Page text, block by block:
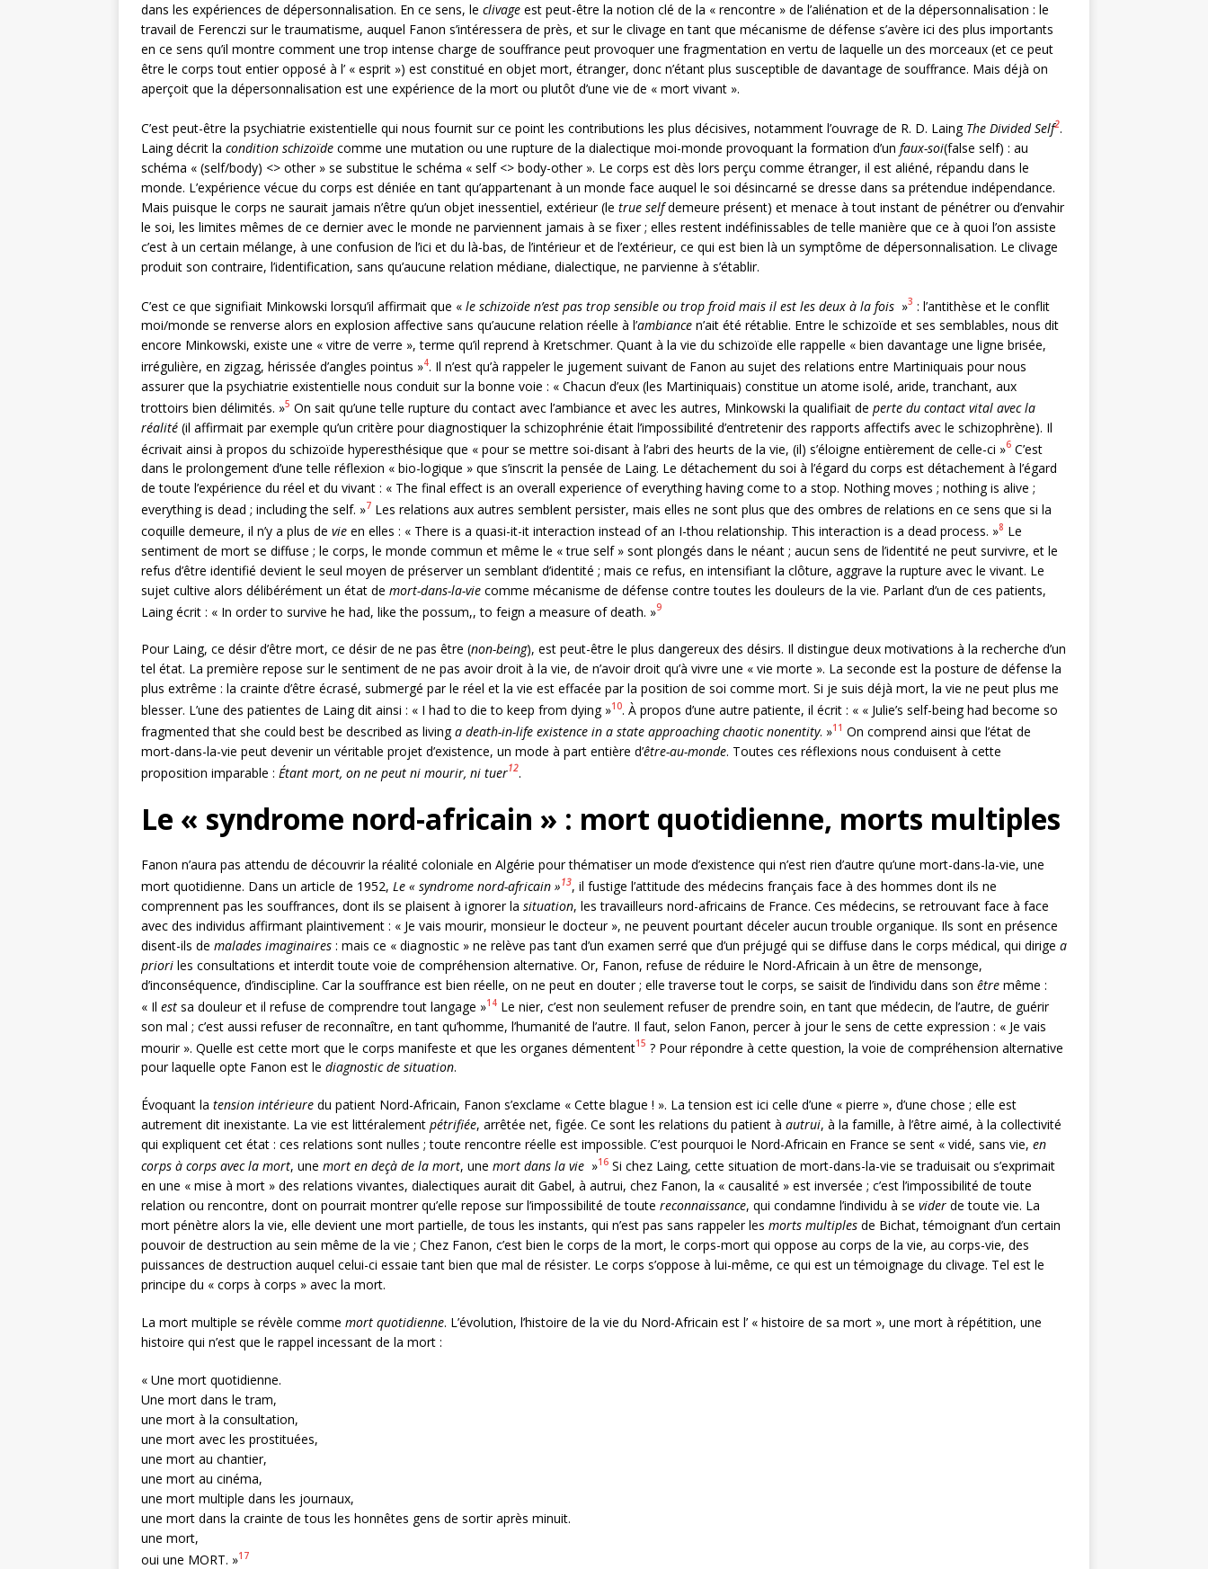
dans les expériences de dépersonnalisation. En ce sens, le clivage est peut-être la notion clé de la « rencontre » de l’aliénation et de la dépersonnalisation : le
travail de Ferenczi sur le traumatisme, auquel Fanon s’intéressera de près, et sur le clivage en tant que mécanisme de défense s’avère ici des plus importants
en ce sens qu’il montre comment une trop intense charge de souffrance peut provoquer une fragmentation en vertu de laquelle un des morceaux (et ce peut
être le corps tout entier opposé à l’ « esprit ») est constitué en objet mort, étranger, donc n’étant plus susceptible de davantage de souffrance. Mais déjà on
aperçoit que la dépersonnalisation est une expérience de la mort ou plutôt d’une vie de « mort vivant ».
C’est peut-être la psychiatrie existentielle qui nous fournit sur ce point les contributions les plus décisives, notamment l’ouvrage de R. D. Laing The Divided Self2.
Laing décrit la condition schizoïde comme une mutation ou une rupture de la dialectique moi-monde provoquant la formation d’un faux-soi(false self) : au
schéma « (self/body) <> other » se substitue le schéma « self <> body-other ». Le corps est dès lors perçu comme étranger, il est aliéné, répandu dans le
monde. L’expérience vécue du corps est déniée en tant qu’appartenant à un monde face auquel le soi désincarné se dresse dans sa prétendue indépendance.
Mais puisque le corps ne saurait jamais n’être qu’un objet inessentiel, extérieur (le true selfdemeure présent) et menace à tout instant de pénétrer ou d’envahir
le soi, les limites mêmes de ce dernier avec le monde ne parviennent jamais à se fixer ; elles restent indéfinissables de telle manière que ce à quoi l’on assiste
c’est à un certain mélange, à une confusion de l’ici et du là-bas, de l’intérieur et de l’extérieur, ce qui est bien là un symptôme de dépersonnalisation. Le clivage
produit son contraire, l’identification, sans qu’aucune relation médiane, dialectique, ne parvienne à s’établir.
C’est ce que signifiait Minkowski lorsqu’il affirmait que « le schizoïde n’est pas trop sensible ou trop froid mais il est les deux à la fois »3 : l’antithèse et le conflit
moi/monde se renverse alors en explosion affective sans qu’aucune relation réelle à l’ambiance n’ait été rétablie. Entre le schizoïde et ses semblables, nous dit
encore Minkowski, existe une « vitre de verre », terme qu’il reprend à Kretschmer. Quant à la vie du schizoïde elle rappelle « bien davantage une ligne brisée,
irrégulière, en zigzag, hérissée d’angles pointus »4. Il n’est qu’à rappeler le jugement suivant de Fanon au sujet des relations entre Martiniquais pour nous
assurer que la psychiatrie existentielle nous conduit sur la bonne voie : « Chacun d’eux (les Martiniquais) constitue un atome isolé, aride, tranchant, aux
trottoirs bien délimités. »5 On sait qu’une telle rupture du contact avec l’ambiance et avec les autres, Minkowski la qualifiait de perte du contact vital avec la
réalité (il affirmait par exemple qu’un critère pour diagnostiquer la schizophrénie était l’impossibilité d’entretenir des rapports affectifs avec le schizophrène). Il
écrivait ainsi à propos du schizoïde hyperesthésique que « pour se mettre soi-disant à l’abri des heurts de la vie, (il) s’éloigne entièrement de celle-ci »6 C’est
dans le prolongement d’une telle réflexion « bio-logique » que s’inscrit la pensée de Laing. Le détachement du soi à l’égard du corps est détachement à l’égard
de toute l’expérience du réel et du vivant : « The final effect is an overall experience of everything having come to a stop. Nothing moves ; nothing is alive ;
everything is dead ; including the self. »7 Les relations aux autres semblent persister, mais elles ne sont plus que des ombres de relations en ce sens que si la
coquille demeure, il n’y a plus de vie en elles : « There is a quasi-it-it interaction instead of an I-thou relationship. This interaction is a dead process. »8 Le
sentiment de mort se diffuse ; le corps, le monde commun et même le « true self » sont plongés dans le néant ; aucun sens de l’identité ne peut survivre, et le
refus d’être identifié devient le seul moyen de préserver un semblant d’identité ; mais ce refus, en intensifiant la clôture, aggrave la rupture avec le vivant. Le
sujet cultive alors délibérément un état de mort-dans-la-vie comme mécanisme de défense contre toutes les douleurs de la vie. Parlant d’un de ces patients,
Laing écrit : « In order to survive he had, like the possum,, to feign a measure of death. »9
Pour Laing, ce désir d’être mort, ce désir de ne pas être (non-being), est peut-être le plus dangereux des désirs. Il distingue deux motivations à la recherche d’un
tel état. La première repose sur le sentiment de ne pas avoir droit à la vie, de n’avoir droit qu’à vivre une « vie morte ». La seconde est la posture de défense la
plus extrême : la crainte d’être écrasé, submergé par le réel et la vie est effacée par la position de soi comme mort. Si je suis déjà mort, la vie ne peut plus me
blesser. L’une des patientes de Laing dit ainsi : « I had to die to keep from dying »10. À propos d’une autre patiente, il écrit : « « Julie’s self-being had become so
fragmented that she could best be described as livinga death-in-life existence in a state approaching chaotic nonentity. »11 On comprend ainsi que l’état de
mort-dans-la-vie peut devenir un véritable projet d’existence, un mode à part entière d’être-au-monde. Toutes ces réflexions nous conduisent à cette
proposition imparable : Étant mort, on ne peut ni mourir, ni tuer12.
Le « syndrome nord-africain » : mort quotidienne, morts multiples
Fanon n’aura pas attendu de découvrir la réalité coloniale en Algérie pour thématiser un mode d’existence qui n’est rien d’autre qu’une mort-dans-la-vie, une
mort quotidienne. Dans un article de 1952, Le « syndrome nord-africain »13, il fustige l’attitude des médecins français face à des hommes dont ils ne
comprennent pas les souffrances, dont ils se plaisent à ignorer la situation, les travailleurs nord-africains de France. Ces médecins, se retrouvant face à face
avec des individus affirmant plaintivement : « Je vais mourir, monsieur le docteur », ne peuvent pourtant déceler aucun trouble organique. Ils sont en présence
disent-ils de malades imaginaires : mais ce « diagnostic » ne relève pas tant d’un examen serré que d’un préjugé qui se diffuse dans le corps médical, qui dirige a
priori les consultations et interdit toute voie de compréhension alternative. Or, Fanon, refuse de réduire le Nord-Africain à un être de mensonge,
d’inconséquence, d’indiscipline. Car la souffrance est bien réelle, on ne peut en douter ; elle traverse tout le corps, se saisit de l’individu dans son être même :
« Il est sa douleur et il refuse de comprendre tout langage »14 Le nier, c’est non seulement refuser de prendre soin, en tant que médecin, de l’autre, de guérir
son mal ; c’est aussi refuser de reconnaître, en tant qu’homme, l’humanité de l’autre. Il faut, selon Fanon, percer à jour le sens de cette expression : « Je vais
mourir ». Quelle est cette mort que le corps manifeste et que les organes démentent15 ? Pour répondre à cette question, la voie de compréhension alternative
pour laquelle opte Fanon est le diagnostic de situation.
Évoquant la tension intérieure du patient Nord-Africain, Fanon s’exclame « Cette blague ! ». La tension est ici celle d’une « pierre », d’une chose ; elle est
autrement dit inexistante. La vie est littéralement pétrifiée, arrêtée net, figée. Ce sont les relations du patient à autrui, à la famille, à l’être aimé, à la collectivité
qui expliquent cet état : ces relations sont nulles ; toute rencontre réelle est impossible. C’est pourquoi le Nord-Africain en France se sent « vidé, sans vie, en
corps à corps avec la mort, une mort en deçà de la mort, une mort dans la vie »16 Si chez Laing, cette situation de mort-dans-la-vie se traduisait ou s’exprimait
en une « mise à mort » des relations vivantes, dialectiques aurait dit Gabel, à autrui, chez Fanon, la « causalité » est inversée ; c’est l’impossibilité de toute
relation ou rencontre, dont on pourrait montrer qu’elle repose sur l’impossibilité de toute reconnaissance, qui condamne l’individu à se vider de toute vie. La
mort pénètre alors la vie, elle devient une mort partielle, de tous les instants, qui n’est pas sans rappeler les morts multiples de Bichat, témoignant d’un certain
pouvoir de destruction au sein même de la vie ; Chez Fanon, c’est bien le corps de la mort, le corps-mort qui oppose au corps de la vie, au corps-vie, des
puissances de destruction auquel celui-ci essaie tant bien que mal de résister. Le corps s’oppose à lui-même, ce qui est un témoignage du clivage. Tel est le
principe du « corps à corps » avec la mort.
La mort multiple se révèle comme mort quotidienne. L’évolution, l’histoire de la vie du Nord-Africain est l’ « histoire de sa mort », une mort à répétition, une
histoire qui n’est que le rappel incessant de la mort :
« Une mort quotidienne.
Une mort dans le tram,
une mort à la consultation,
une mort avec les prostituées,
une mort au chantier,
une mort au cinéma,
une mort multiple dans les journaux,
une mort dans la crainte de tous les honnêtes gens de sortir après minuit.
une mort,
oui une MORT. »17